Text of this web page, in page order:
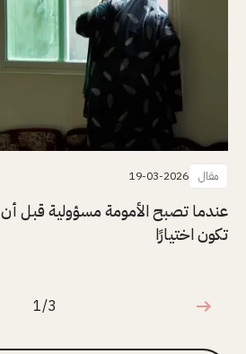
مقال 19-03-2026
عندما تصبح الأمومة مسؤولية قبل أن
تكون اختيارًا
1 من 3
1/3